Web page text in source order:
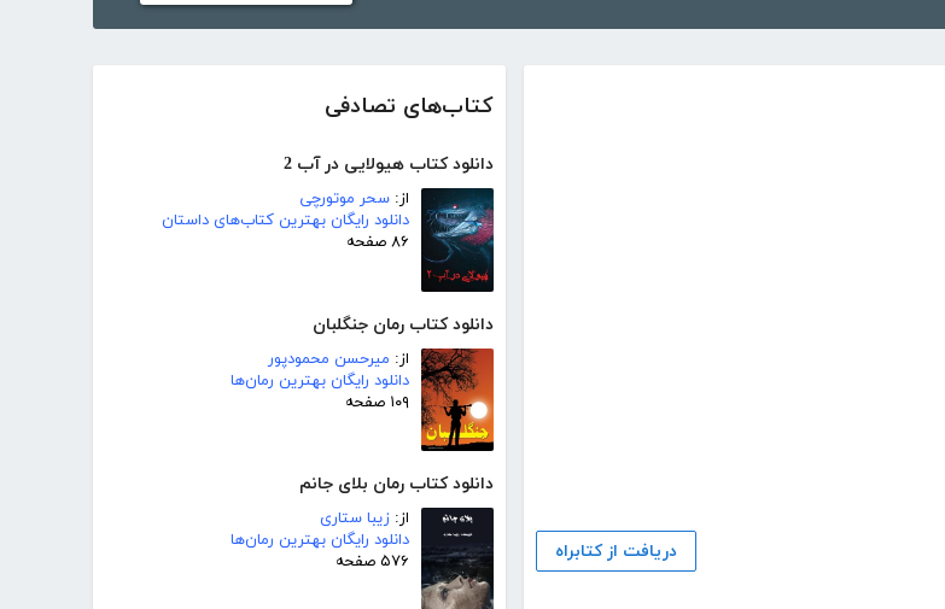
کتاب‌های تصادفی
دانلود کتاب هیولایی در آب 2
از: سحر موتورچی
دانلود رایگان بهترین کتاب‌های داستان
۸۶ صفحه
دانلود کتاب رمان جنگلبان
از: میرحسن محمودپور
دانلود رایگان بهترین رمان‌ها
۱۰۹ صفحه
دانلود کتاب رمان بلای جانم
از: زیبا ستاری
دانلود رایگان بهترین رمان‌ها
۵۷۶ صفحه
دریافت از کتابراه